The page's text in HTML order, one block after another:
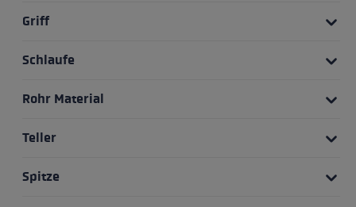
Griff
Schlaufe
Rohr Material
Teller
Spitze